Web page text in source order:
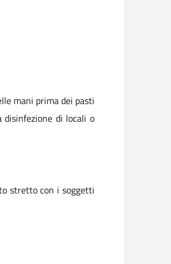
mani prima dei pasti
disinfezione di locali o
stretto con i soggetti